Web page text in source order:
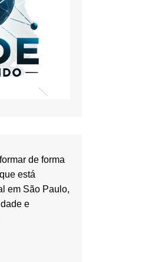
de forma
está
em São Paulo,
e